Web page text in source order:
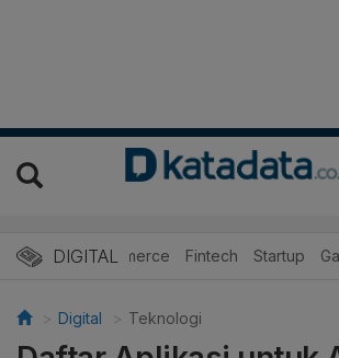
DIGITAL
E-Commerce Fintech Startup
Digital Teknologi